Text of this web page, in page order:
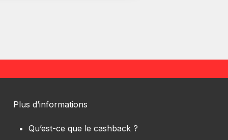
Plus d’informations
Qu’est-ce que le cashback ?